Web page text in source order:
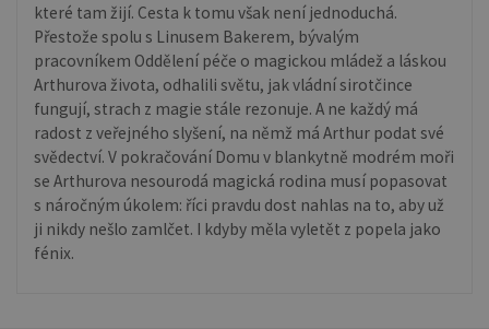
které tam žijí. Cesta k tomu však není jednoduchá.
Přestože spolu s Linusem Bakerem, bývalým
pracovníkem Oddělení péče o magickou mládež a láskou
Arthurova života, odhalili světu, jak vládní sirotčince
fungují, strach z magie stále rezonuje. A ne každý má
radost z veřejného slyšení, na němž má Arthur podat své
svědectví. V pokračování Domu v blankytně modrém moři
se Arthurova nesourodá magická rodina musí popasovat
s náročným úkolem: říci pravdu dost nahlas na to, aby už
ji nikdy nešlo zamlčet. I kdyby měla vyletět z popela jako
fénix.